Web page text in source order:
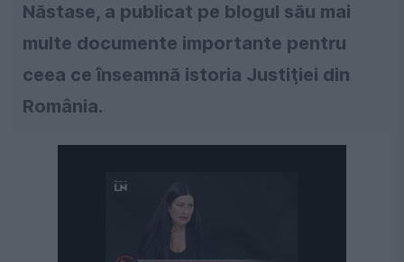
Năstase, a publicat pe blogul său mai
multe documente importante pentru
ceea ce înseamnă istoria Justiţiei din
România.